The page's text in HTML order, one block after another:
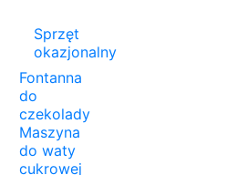
Sprzęt
okazjonalny
Fontanna
do
czekolady
Maszyna
do waty
cukrowej